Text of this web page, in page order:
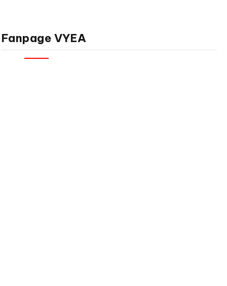
Fanpage VYEA